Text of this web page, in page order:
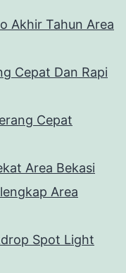
Akhir Tahun Area
Cepat Dan Rapi
Cepat
Area Bekasi
Area
Spot Light